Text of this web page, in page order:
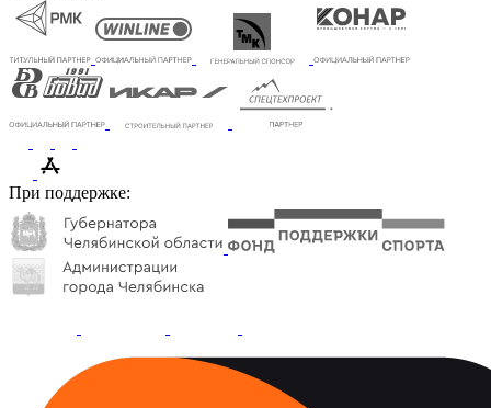
При поддержке: